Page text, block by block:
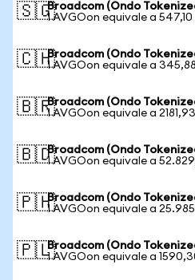
🇸🇬Broadcom (Ondo
1 AVGOon equivale a 547,10
🇨🇭Broadcom (Ondo
1 AVGOon equivale a
🇧🇷Broadcom (Ondo
1 AVGOon equivale a
🇧🇩Broadcom (Ondo
1 AVGOon equivale a
🇵🇭Broadcom (Ondo
1 AVGOon equivale a
🇵🇱Broadcom (Ondo
1 AVGOon equivale a